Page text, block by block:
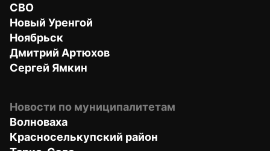
СВО
Новый Уренгой
Ноябрьск
Дмитрий Артюхов
Сергей Ямкин
Новости по муниципалитетам
Волноваха
Красноселькупский район